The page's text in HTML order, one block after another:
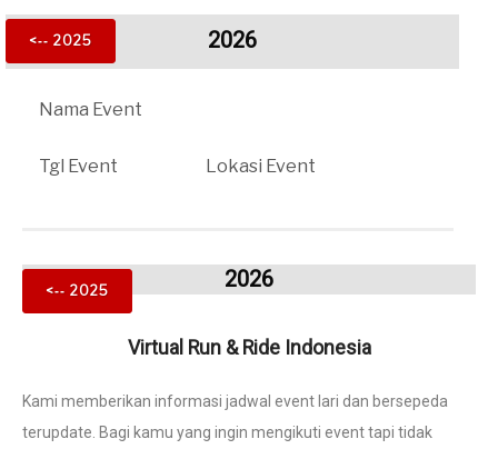
<‐‐ 2025 2026
Nama Event
Tgl Event Lokasi Event
<‐‐ 2025 2026
Virtual Run & Ride Indonesia
Kami memberikan informasi jadwal event lari dan bersepeda
terupdate. Bagi kamu yang ingin mengikuti event tapi tidak